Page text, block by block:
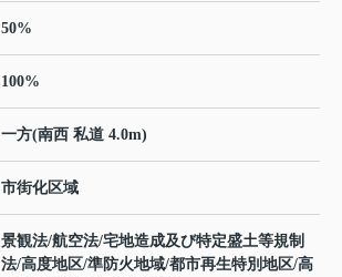
50%
100%
一方(南西 私道 4.0m)
市街化区域
景観法/航空法/宅地造成及び特定盛土等規制
法/高度地区/準防火地域/都市再生特別地区/高